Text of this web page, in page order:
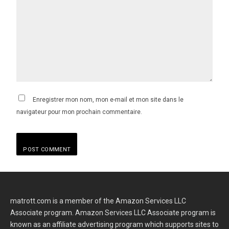
Enregistrer mon nom, mon e-mail et mon site dans le
navigateur pour mon prochain commentaire.
matrott.com is a member of the Amazon Services LLC
Associate program. Amazon Services LLC Associate program is
known as an affiliate advertising program which supports sites to